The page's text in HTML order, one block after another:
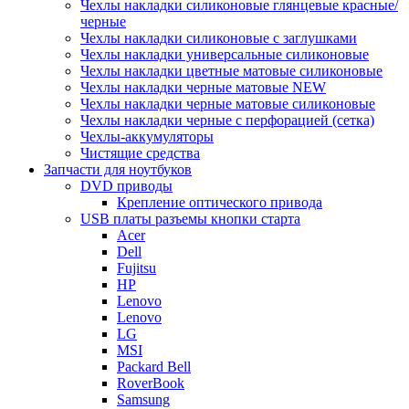
Чехлы накладки силиконовые глянцевые красные/
черные
Чехлы накладки силиконовые с заглушками
Чехлы накладки универсальные силиконовые
Чехлы накладки цветные матовые силиконовые
Чехлы накладки черные матовые NEW
Чехлы накладки черные матовые силиконовые
Чехлы накладки черные с перфорацией (сетка)
Чехлы-аккумуляторы
Чистящие средства
Запчасти для ноутбуков
DVD приводы
Крепление оптического привода
USB платы разъемы кнопки старта
Acer
Dell
Fujitsu
HP
Lenovo
Lenovo
LG
MSI
Packard Bell
RoverBook
Samsung